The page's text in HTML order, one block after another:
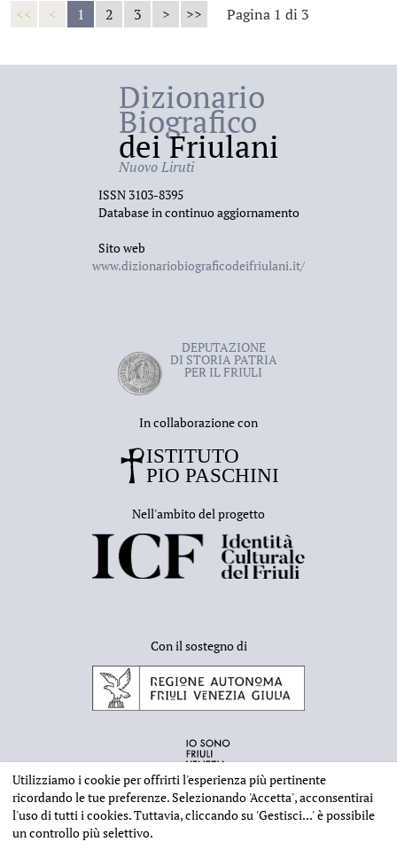
<< < 1 2 3 > >> Pagina 1 di 3
Dizionario
Biografico
dei Friulani
Nuovo Liruti
ISSN 3103-8395
Database in continuo aggiornamento
Sito web
www.dizionariobiograficodeifriulani.it/
DEPUTAZIONE
DI STORIA PATRIA
PER IL FRIULI
In collaborazione con
Nell'ambito del progetto
Con il sostegno di
Utilizziamo i cookie per offrirti l'esperienza più pertinente
ricordando le tue preferenze. Selezionando 'Accetta', acconsentirai
l'uso di tutti i cookies. Tuttavia, cliccando su 'Gestisci...'è possibile
un controllo più selettivo.